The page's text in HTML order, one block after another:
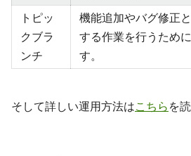
トピッ
クブラ
ンチ
機能追加やバグ修正
する作業を行うため
す。
そして詳しい運用方法はこちら を